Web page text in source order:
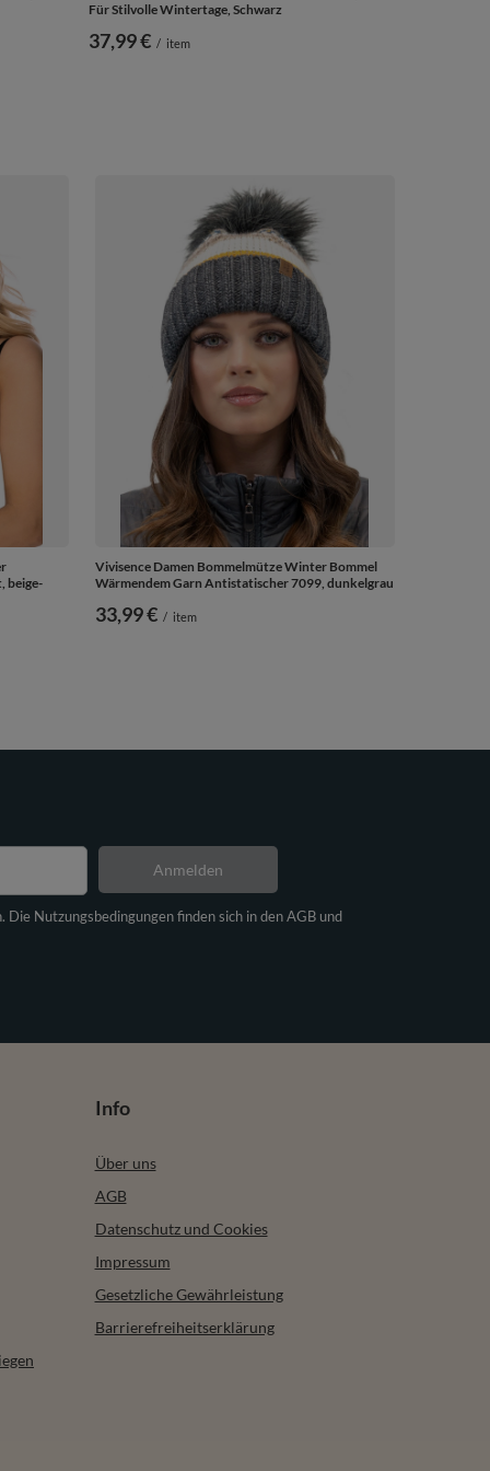
Für Stilvolle Wintertage, Schwarz
37,99 € / item
beige-
Vivisence Damen Bommelmütze Winter Bommel
Wärmendem Garn Antistatischer 7099, dunkelgrau
33,99 € / item
Nutzungsbedingungen finden sich in den AGB und
Anmelden
Info
Über uns
AGB
Datenschutz und Cookies
Impressum
Gesetzliche Gewährleistung
Barrierefreiheitserklärung